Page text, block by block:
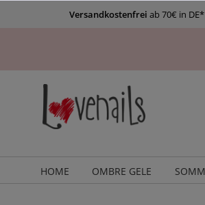
Versandkostenfrei ab 70€ in DE*
HOME OMBRE GELE